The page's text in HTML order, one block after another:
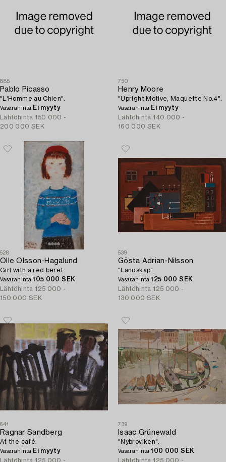
885
Pablo Picasso
"L'Homme au Chien".
Vasarahinta Ei myyty
Lähtöhinta 150 000 -
200 000 SEK
750
Henry Moore
"Upright Motive, Maquette No.4".
Vasarahinta Ei myyty
Lähtöhinta 140 000 -
160 000 SEK
528
Olle Olsson-Hagalund
Girl with a red beret.
Vasarahinta105 000 SEK
Lähtöhinta 125 000 -
150 000 SEK
539
Gösta Adrian-Nilsson
"Landskap".
Vasarahinta125 000 SEK
Lähtöhinta 125 000 -
130 000 SEK
641
Ragnar Sandberg
At the café.
Vasarahinta Ei myyty
Lähtöhinta 125 000 -
739
Isaac Grünewald
"Nybroviken".
Vasarahinta100 000 SEK
Lähtöhinta 125 000 -